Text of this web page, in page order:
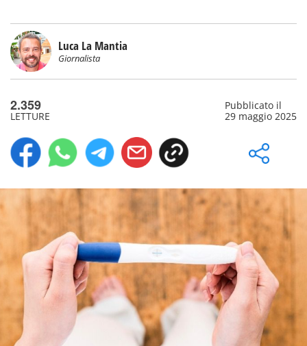
Luca La Mantia
Giornalista
2.359
LETTURE
Pubblicato il
29 maggio 2025